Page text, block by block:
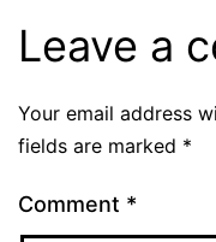
Leave a
Your email address
fields are marked *
Comment *